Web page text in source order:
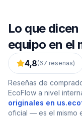
Lo que
equipo en el
4,8(67 reseñas)
Reseñas de
EcoFlow a nivel
originales en
oficial — es el mismo